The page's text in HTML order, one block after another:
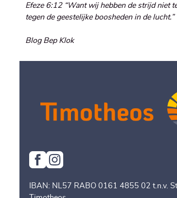
Efeze 6:12 “Want wij hebben de strijd niet
tegen de geestelijke boosheden in de lucht.”
Blog Bep Klok
IBAN: NL57 RABO 0161 4855 02 t.n.v.